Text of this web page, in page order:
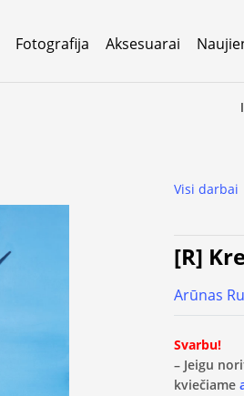
Fotografija Aksesuarai
Visi darbai
[R]
Arūnas
Svarbu!
– Jeigu
kviečiame